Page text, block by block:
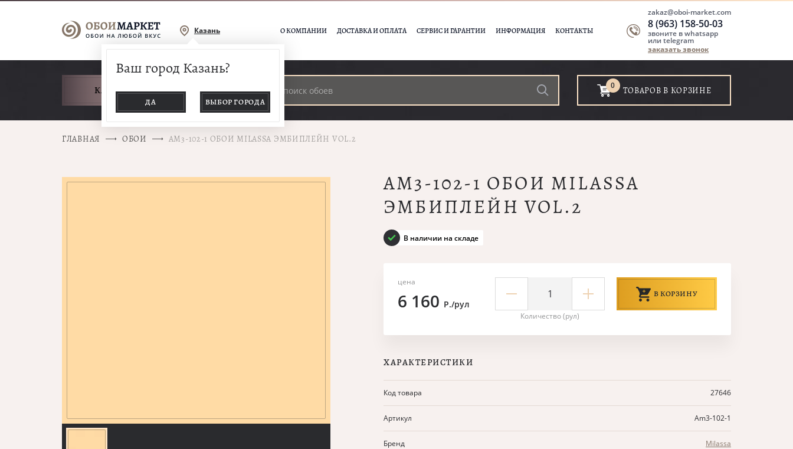
Казань О КОМПАНИИ ДОСТАВКА И ОПЛАТА СЕРВИС И ГАРАНТИИ ИНФОРМАЦИЯ КОНТАКТЫ
zakaz@oboi-market.com
8 (963) 158-50-03
звоните в whatsapp
или telegram
заказать звонок
Ваш город Казань?
ДА ВЫБОР ГОРОДА
КАТАЛОГ ТОВАРОВ 0 ТОВАРОВ В КОРЗИНЕ
ГЛАВНАЯ ОБОИ AM3-102-1 ОБОИ MILASSA ЭМБИПЛЕЙН VOL.2
AM3-102-1 ОБОИ MILASSA
ЭМБИПЛЕЙН VOL.2
В наличии на складе
цена
6 160 Р./рул
Количество (рул)
В КОРЗИНУ
ХАРАКТЕРИСТИКИ
Код товара 27646
Артикул Am3-102-1
Бренд Milassa